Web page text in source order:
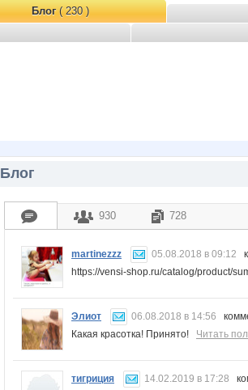
Блог( 230 )
Блог
930 728
martinezzz 05.08.2018 в 09:12
https://vensi-shop.ru/catalog/product/
Элиот 06.08.2018 в 14:56
Какая красотка! Принято! Читать
тигриция 14.02.2019 в 17:28